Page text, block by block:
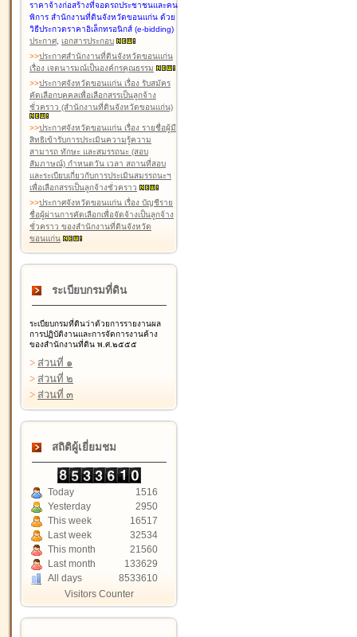
ราคาจ้างก่อสร้างที่จอดรถประชาชนและคน
พิการ สำนักงานที่ดินจังหวัดขอนแก่น ด้วย
วิธีประกวดราคาอิเล็กทรอนิกส์ (e-bidding)
ประกาศ, เอกสารประกอบ
>>ประกาศสำนักงานที่ดินจังหวัดขอนแก่น
เรื่อง เจตนารมณ์เป็นองค์กรคุณธรรม
>>ประกาศจังหวัดขอนแก่น เรื่อง รับสมัคร
คัดเลือกบุคคลเพื่อเลือกสรรเป็นลูกจ้าง
ชั่วคราว (สำนักงานที่ดินจังหวัดขอนแก่น)
>>ประกาศจังหวัดขอนแก่น เรื่อง รายชื่อผู้มี
สิทธิเข้ารับการประเมินความรู้ความ
สามารถ ทักษะ และสมรรถนะ (สอบ
สัมภาษณ์) กำหนดวัน เวลา สถานที่สอบ
และระเบียบเกี่ยวกับการประเมินสมรรถนะฯ
เพื่อเลือกสรรเป็นลูกจ้างชั่วคราว
>>ประกาศจังหวัดขอนแก่น เรื่อง บัญชีราย
ชื่อผู้ผ่านการคัดเลือกเพื่อจัดจ้างเป็นลูกจ้าง
ชั่วคราว ของสำนักงานที่ดินจังหวัด
ขอนแก่น
ระเบียบกรมที่ดิน
ระเบียบกรมที่ดินว่าด้วยการรายงานผล
การปฏิบัติงานและการจัดการงานค้าง
ของสำนักงานที่ดิน พ.ศ.๒๕๕๕
> ส่วนที่ ๑
> ส่วนที่ ๒
> ส่วนที่ ๓
สถิติผู้เยี่ยมชม
Today
1516
Yesterday
2950
This week
16517
Last week
32534
This month
21560
Last month
133629
All days
8533610
Visitors Counter